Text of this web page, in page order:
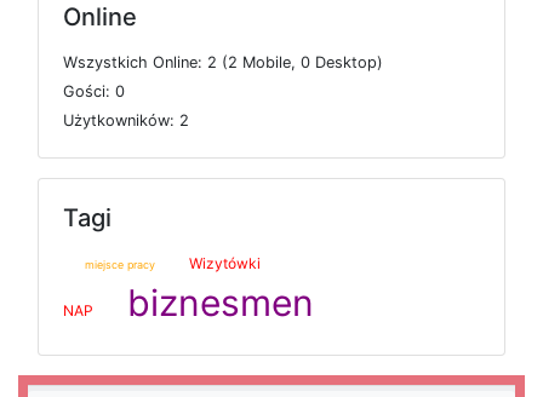
Online
Wszystkich Online: 2 (2 Mobile, 0 Desktop)
Gości: 0
Użytkowników: 2
Tagi
miejsce pracy Wizytówki
NAP biznesmen